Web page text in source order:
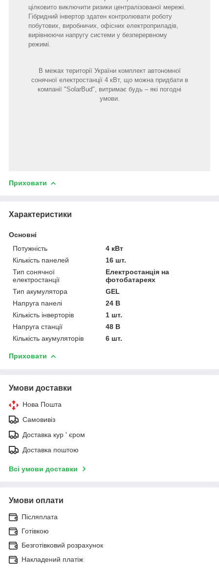
цілковито виключити ризики централізованої мережі.
Гібридний інвертор здатен контролювати роботу
побутових, виробничих, офісних електроприладів,
вирівнюючи напругу системи у безперервному
режимі.
В межах території України комплект автономної
сонячної електростанції 4 кВт, що можна придбати в
компанії "SolarBud", витримає будь – які погодні
умови.
Приховати
Характеристики
Основні
Потужність
4 кВт
Кількість панелей
16 шт.
Тип сонячної
електростанції
Електростанція на
фотобатареях
Тип акумулятора
GEL
Напруга панелі
24 В
Кількість інверторів
1 шт.
Напруга станції
48 В
Кількість акумуляторів
6 шт.
Приховати
Умови доставки
Нова Пошта
Самовивіз
Доставка кур ' єром
Доставка поштою
Всі умови доставки
Умови оплати
Післяплата
Готівкою
Безготівковий розрахунок
Накладений платіж